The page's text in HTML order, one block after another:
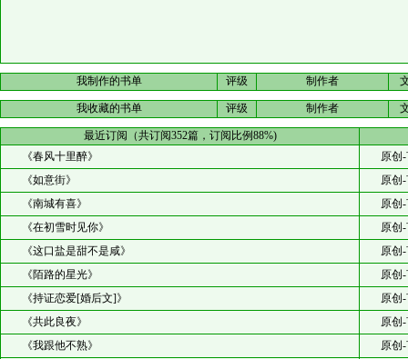
我制作的书单 评级 制作者
我收藏的书单 评级 制作者
最近订阅（共订阅352篇，订阅比例88%)
《春风十里醉》
原创
《如意街》
原创
《南城有喜》
原创
《在初雪时见你》
原创
《这口盐是甜不是咸》
原创
《陌路的星光》
原创
《持证恋爱[婚后文]》
原创
《共此良夜》
原创
《我跟他不熟》
原创